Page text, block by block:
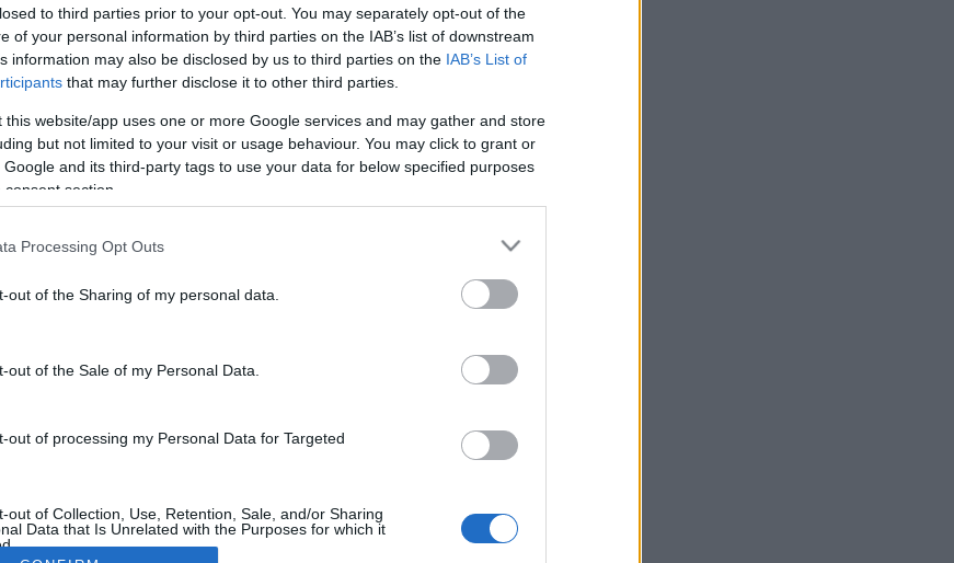
to third parties prior to your opt-out. You may separately opt-out of the
of your personal information by third parties on the IAB’s list of downstream
information may also be disclosed by us to third parties on the IAB’s List of
that may further disclose it to other third parties.
this website/app uses one or more Google services and may gather and store
but not limited to your visit or usage behaviour. You may click to grant or
and its third-party tags to use your data for below specified purposes
section.
Processing Opt Outs
out of the Sharing of my personal data.
out of the Sale of my Personal Data.
out of processing my Personal Data for Targeted
out of Collection, Use, Retention, Sale, and/or Sharing
Data that Is Unrelated with the Purposes for which it